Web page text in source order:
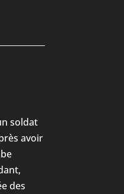
soldat
avoir
des